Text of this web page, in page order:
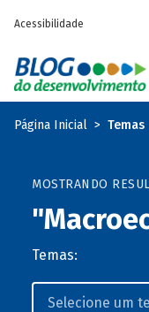
Acessibilidade
Página Inicial Temas
MOSTRANDO
Temas: